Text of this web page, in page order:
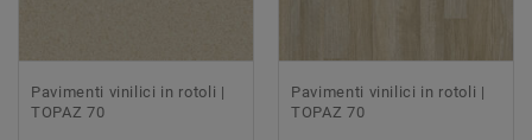
Pavimenti vinilici in rotoli |
TOPAZ 70
Pavimenti vinilici in rotoli |
TOPAZ 70